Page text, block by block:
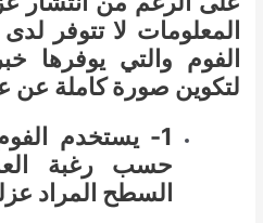
المعلومات لا تتوفر
الفوم والتي يوفرها
لتكوين صورة كاملة عن
1- يستخدم
حسب رغبة
السطح المراد